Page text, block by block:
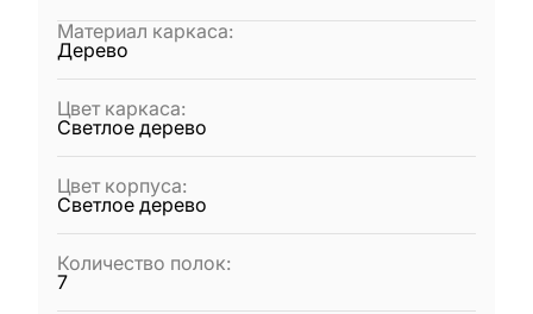
Материал каркаса:
Дерево
Цвет каркаса:
Светлое дерево
Цвет корпуса:
Светлое дерево
Количество полок:
7